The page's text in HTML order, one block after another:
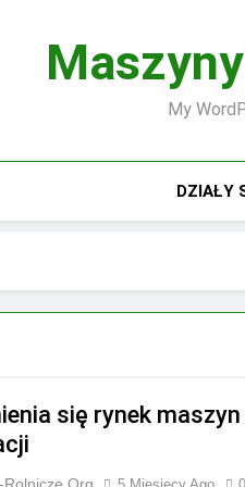
My
DZIAŁY
się rynek